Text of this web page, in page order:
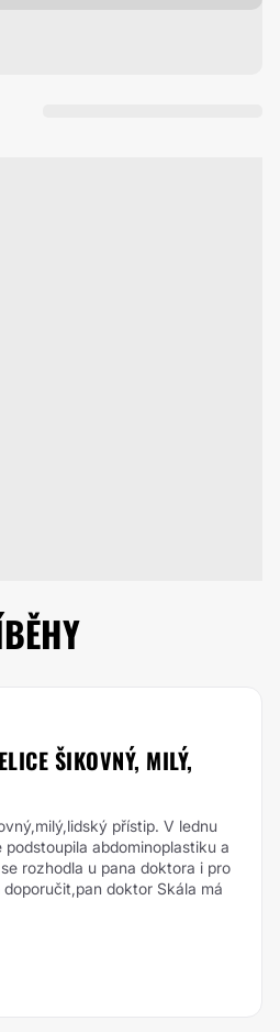
ŠIKOVNÝ, MILÝ,
přístip. V lednu
podstoupila abdominoplastiku a
rozhodla u pana doktora i pro
doktor Skála má